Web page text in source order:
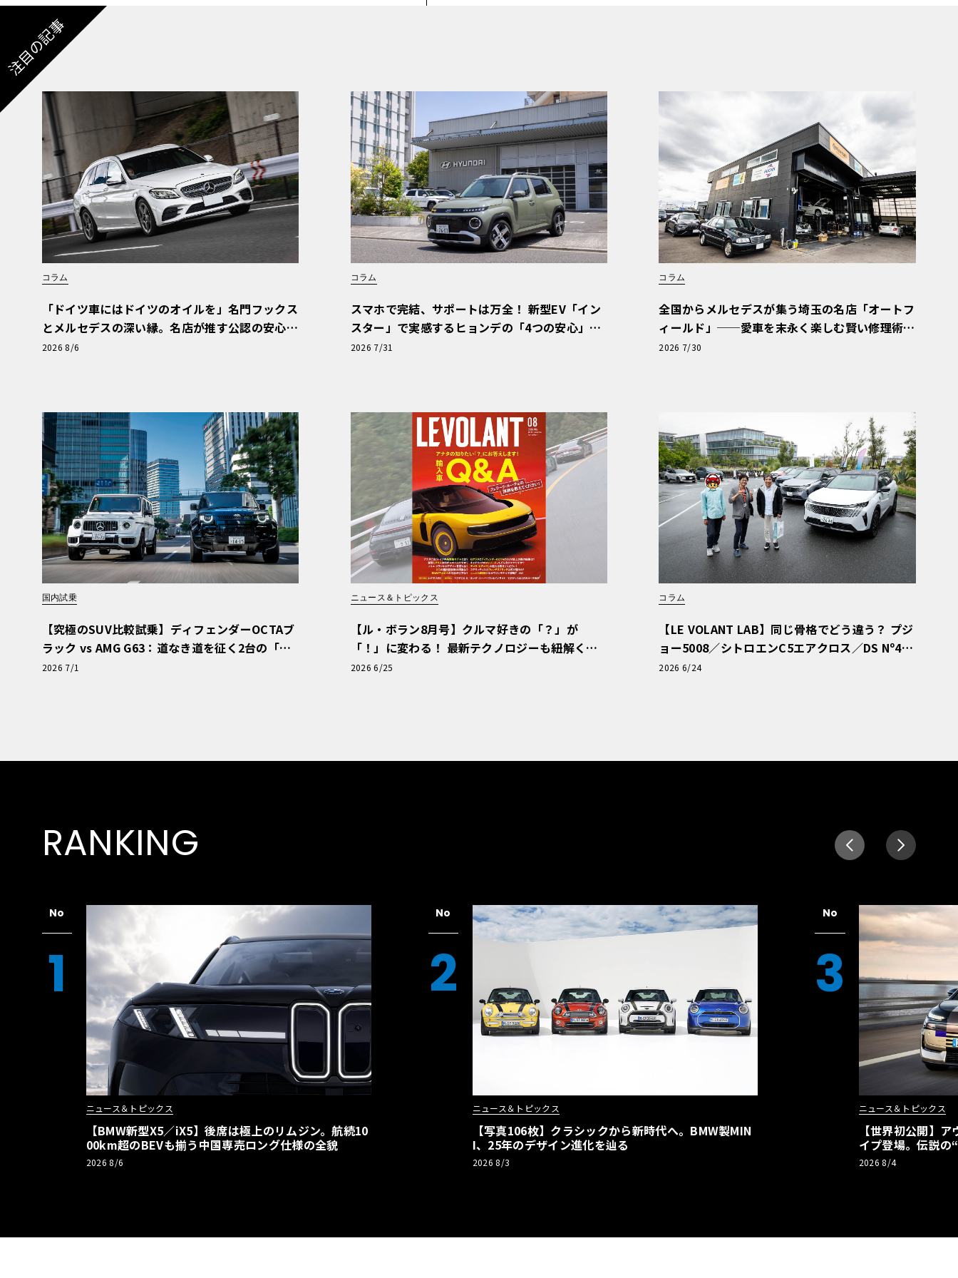
注目の記事
コラム
「ドイツ車にはドイツのオイルを」名門フックス
とメルセデスの深い縁。名店が推す公認の安心
と、Cクラスで味わうシルキーな走り〈PR〉
2026 8/6
コラム
スマホで完結、サポートは万全！ 新型EV「イン
スター」で実感するヒョンデの「4つの安心」
【第1回・ヒョンデ6つの疑問：Why? Hyunda
2026 7/31
コラム
全国からメルセデスが集う埼玉の名店「オートフ
ィールド」──愛車を末永く楽しむ賢い修理術
と、プロがフックス製オイルを選ぶ理由〈PR〉
2026 7/30
国内試乗
【究極のSUV比較試乗】ディフェンダーOCTAブ
ラック vs AMG G63：道なき道を征く2台の「対
極的アプローチ」
2026 7/1
ニュース＆トピックス
【ル・ボラン8月号】クルマ好きの「？」が
「！」に変わる！ 最新テクノロジーも紐解く
「輸入車Q&A」
2026 6/25
コラム
【LE VOLANT LAB】同じ骨格でどう違う？ プジ
ョー5008／シトロエンC5エアクロス／DS Nº4
読者一気乗りレポート
2026 6/24
RANKING
No
1
ニュース＆トピックス
【BMW新型X5／iX5】後席は極上のリムジン。航続10
00km超のBEVも揃う中国専売ロング仕様の全貌
2026 8/6
No
2
ニュース＆トピックス
【写真106枚】クラシックから新時代へ。BMW製MIN
I、25年のデザイン進化を辿る
2026 8/3
No
3
ニュース＆トピックス
【世界初公開】
イプ登場。伝説の
リーBEVとして復
2026 8/4